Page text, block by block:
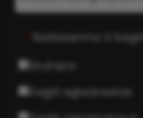
Iladawanmo ti bagim
Siruhano
Dagiti agiwarwaras